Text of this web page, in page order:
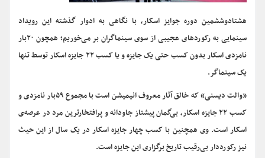
هشتادوششمین دوره جوایز اسکار، با نگاهی به ادوار گذشته‌ این رویداد
سینمایی به رکوردهای عجیبی از سوی سینماگران بر می‌خوریم؛ همچون ۲۰بار
نامزدی اسکار بدون کسب حتی یک جایزه و یا کسب ۲۲ جایزه اسکار توسط تنها
یک سینماگر.
«والت دیسنی» که خالق آثار معروف انیمیشن است با مجموع ۵۹بار نامزدی و
کسب ۲۲ جایزه اسکار، بی‌گمان پیشتاز جاودانه و پرافتخارترین مرد در عرصه‌ی
اسکار است. وی همچنین با کسب چهار جایزه اسکار در یک سال از این حیث
نیز رکورددار بی‌رقیب تاریخ برگزاری این جایزه است.